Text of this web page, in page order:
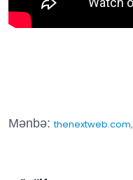
Mənbə:thenextweb.com,